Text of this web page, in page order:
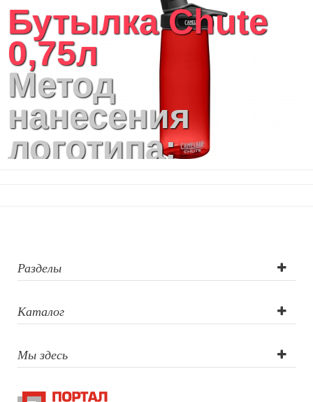
Бутылка Chute
0,75л
Метод
нанесения
логотипа:
Разделы
Каталог
Мы здесь